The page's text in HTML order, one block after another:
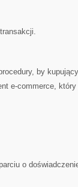
by
e-commerce,
o